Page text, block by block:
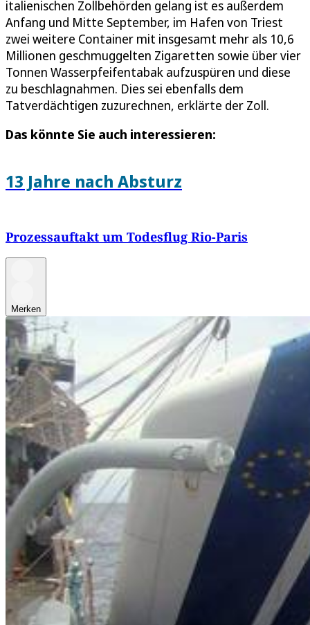
italienischen Zollbehörden gelang ist es außerdem
Anfang und Mitte September, im Hafen von Triest
zwei weitere Container mit insgesamt mehr als 10,6
Millionen geschmuggelten Zigaretten sowie über vier
Tonnen Wasserpfeifentabak aufzuspüren und diese
zu beschlagnahmen. Dies sei ebenfalls dem
Tatverdächtigen zuzurechnen, erklärte der Zoll.
Das könnte Sie auch interessieren:
13 Jahre nach Absturz
Prozessauftakt um Todesflug Rio-Paris
Merken